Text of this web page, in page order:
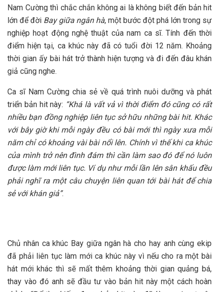
Nam Cường thì chắc chắn không ai là không biết đến bản hit
lớn để đời Bay giữa ngân hà, một bước đột phá lớn trong sự
nghiệp hoạt động nghệ thuật của nam ca sĩ. Tính đến thời
điểm hiện tại, ca khúc này đã có tuổi đời 12 năm. Khoảng
thời gian ấy bài hát trở thành hiện tượng và đi đến đâu khán
giả cũng nghe.
Ca sĩ Nam Cường chia sẻ về quá trình nuôi dưỡng và phát
triển bản hit này: “Khá là vất vả vì thời điểm đó cũng có rất
nhiều bạn đồng nghiệp liên tục sở hữu những bài hit. Khác
với bây giờ khi mỗi ngày đều có bài mới thì ngày xưa mỗi
năm chỉ có khoảng vài bài nổi lên. Chính vì thế khi ca khúc
của mình trở nên đình đám thì cần làm sao đó để nó luôn
được làm mới liên tục. Ví dụ như mỗi lần lên sân khấu đều
phải nghĩ ra một câu chuyện liên quan tới bài hát để chia
sẻ với khán giả”.
Chủ nhân ca khúc Bay giữa ngân hà cho hay anh cùng ekip
đã phải liên tục làm mới ca khúc này vì nếu cho ra một bài
hát mới khác thì sẽ mất thêm khoảng thời gian quảng bá,
thay vào đó anh sẽ đầu tư vào bản hit này một cách hoàn